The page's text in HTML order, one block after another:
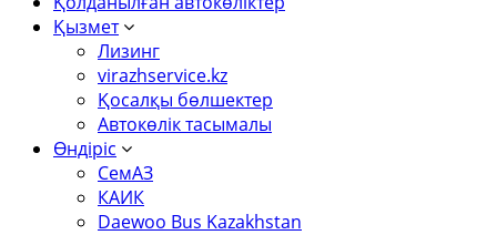
Қызмет
Лизинг
virazhservice.kz
Қосалқы бөлшектер
Автокөлік тасымалы
Өндіріс
СемАЗ
КАИК
Daewoo Bus Kazakhstan